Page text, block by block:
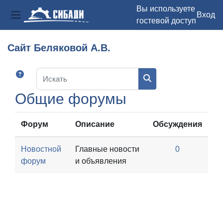
Боковая панель
Вы используете
гостевой доступ
Вход
Сайт Беляковой А.В.
Искать
Искать
Общие форумы
Форум Описание Обсуждения
Новостной
форум
Главные новости
и объявления
0